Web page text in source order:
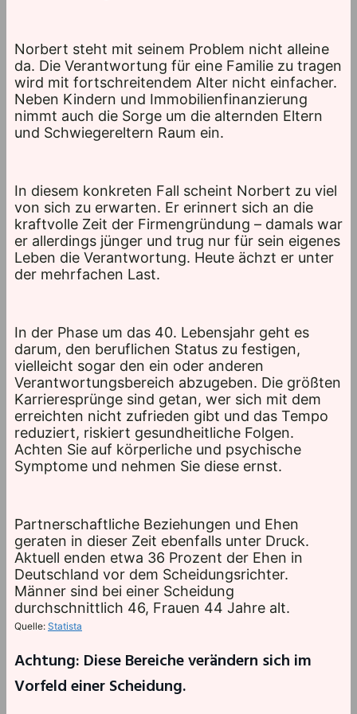
Norbert steht mit seinem Problem nicht alleine
da. Die Verantwortung für eine Familie zu tragen
wird mit fortschreitendem Alter nicht einfacher.
Neben Kindern und Immobilienfinanzierung
nimmt auch die Sorge um die alternden Eltern
und Schwiegereltern Raum ein.
In diesem konkreten Fall scheint Norbert zu viel
von sich zu erwarten. Er erinnert sich an die
kraftvolle Zeit der Firmengründung – damals war
er allerdings jünger und trug nur für sein eigenes
Leben die Verantwortung. Heute ächzt er unter
der mehrfachen Last.
In der Phase um das 40. Lebensjahr geht es
darum, den beruflichen Status zu festigen,
vielleicht sogar den ein oder anderen
Verantwortungsbereich abzugeben. Die größten
Karrieresprünge sind getan, wer sich mit dem
erreichten nicht zufrieden gibt und das Tempo
reduziert, riskiert gesundheitliche Folgen.
Achten Sie auf körperliche und psychische
Symptome und nehmen Sie diese ernst.
Partnerschaftliche Beziehungen und Ehen
geraten in dieser Zeit ebenfalls unter Druck.
Aktuell enden etwa 36 Prozent der Ehen in
Deutschland vor dem Scheidungsrichter.
Männer sind bei einer Scheidung
durchschnittlich 46, Frauen 44 Jahre alt.
Quelle: Statista
Achtung: Diese Bereiche verändern sich im
Vorfeld einer Scheidung.